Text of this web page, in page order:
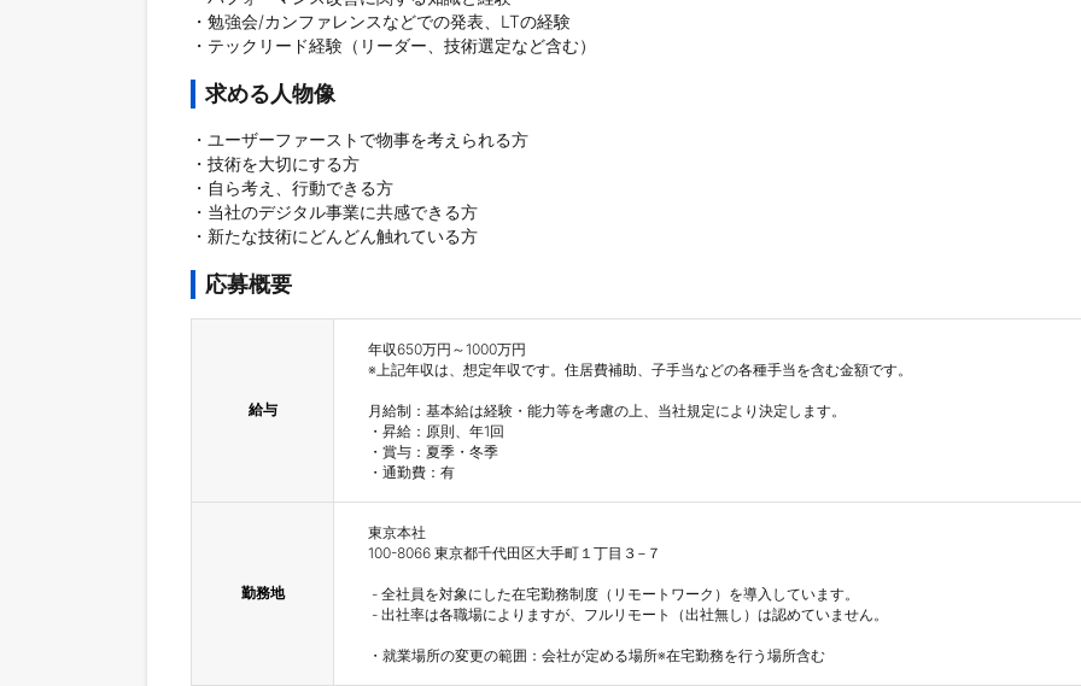
・勉強会/カンファレンスなどでの発表、LTの経験
・テックリード経験（リーダー、技術選定など含む）
求める人物像
・ユーザーファーストで物事を考えられる方
・技術を大切にする方
・自ら考え、行動できる方
・当社のデジタル事業に共感できる方
・新たな技術にどんどん触れている方
応募概要
給与
年収650万円～1000万円
※上記年収は、想定年収です。住居費補助、子手当などの各種手当を含む金額です。
月給制：基本給は経験・能力等を考慮の上、当社規定により決定します。
・昇給：原則、年1回
・賞与：夏季・冬季
・通勤費：有
勤務地
東京本社
100-8066 東京都千代田区大手町１丁目３−７
・就業場所の変更の範囲：会社が定める場所※在宅勤務を行う場所含む